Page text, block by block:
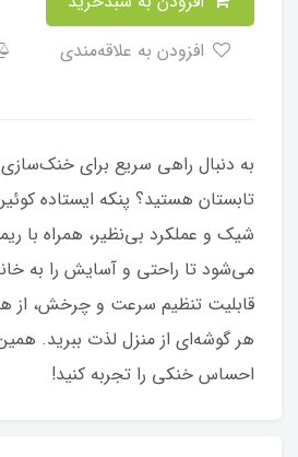
به دنبال راهی سریع برای
تابستان هستید؟ پنکه ایستاده
شیک و عملکرد بی‌نظیر، همراه با
می‌شود تا راحتی و آسایش را به
قابلیت تنظیم سرعت و چرخش، از
هر گوشه‌ای از منزل لذت ببرید.
احساس خنکی را تجربه کنید!